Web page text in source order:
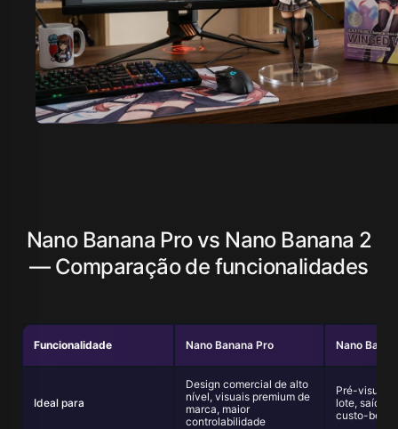
Nano Banana Pro vs Nano Banana 2
— Comparação de funcionalidades
Funcionalidade Nano Banana Pro Nano
Ideal para
Design comercial de alto
nível, visuais premium de
marca, maior
controlabilidade
Pré-
lote, saída
custo-